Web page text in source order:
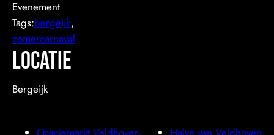
Evenement
Tags:bergeijk,
zomercarnaval
Locatie
Bergeijk